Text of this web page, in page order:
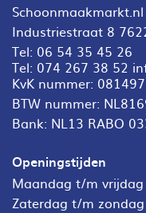
Schoonmaakmarkt.nl
Industriestraat 8
Tel: 06 54 35 45 26
Tel: 074 267 38 52
KvK nummer:
BTW nummer:
Bank: NL13 RABO
Openingstijden
Maandag t/m
Zaterdag t/m